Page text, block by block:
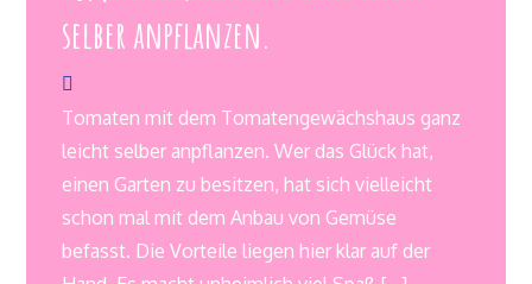
selber anpflanzen.
Tomaten mit dem Tomatengewächshaus ganz
leicht selber anpflanzen. Wer das Glück hat,
einen Garten zu besitzen, hat sich vielleicht
schon mal mit dem Anbau von Gemüse
befasst. Die Vorteile liegen hier klar auf der